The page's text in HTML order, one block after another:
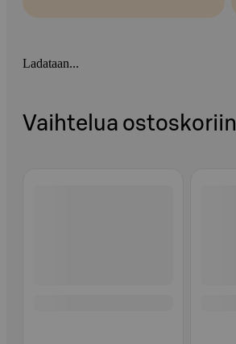
Ladataan...
Vaihtelua ostoskoriin